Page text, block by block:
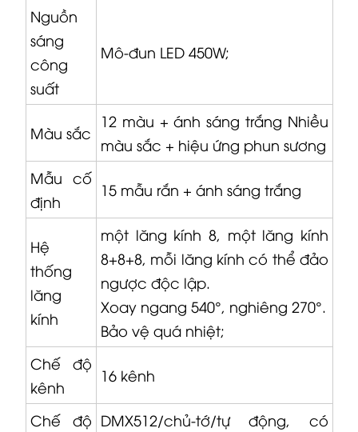
Nguồn
sáng
công
suất
Mô-đun LED 450W;
Màu sắc
12 màu + ánh sáng trắng Nhiều
màu sắc + hiệu ứng phun sương
Mẫu cố
định
15 mẫu rắn + ánh sáng trắng
Hệ
thống
lăng
kính
một lăng kính 8, một lăng kính
8+8+8, mỗi lăng kính có thể đảo
ngược độc lập.
Xoay ngang 540°, nghiêng 270°.
Bảo vệ quá nhiệt;
Chế độ
kênh
16 kênh
Chế độ DMX512/chủ-tớ/tự động, có